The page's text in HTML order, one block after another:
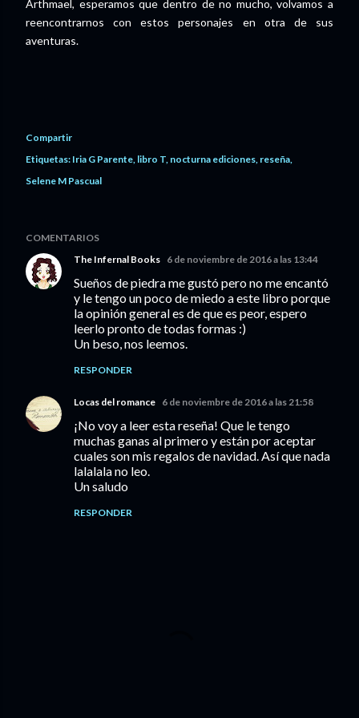
Arthmael, esperamos que dentro de no mucho, volvamos a
reencontrarnos con estos personajes en otra de sus
aventuras.
Compartir
Etiquetas: Iria G Parente libro T nocturna ediciones reseña
Selene M Pascual
COMENTARIOS
The Infernal Books 6 de noviembre de 2016 a las 13:44
Sueños de piedra me gustó pero no me encantó
y le tengo un poco de miedo a este libro porque
la opinión general es de que es peor, espero
leerlo pronto de todas formas :)
Un beso, nos leemos.
RESPONDER
Locas del romance 6 de noviembre de 2016 a las 21:58
¡No voy a leer esta reseña! Que le tengo
muchas ganas al primero y están por aceptar
cuales son mis regalos de navidad. Así que nada
lalalala no leo.
Un saludo
RESPONDER